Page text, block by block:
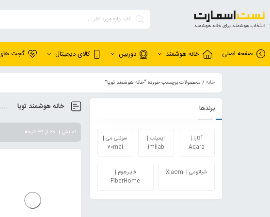
صفحه اصلی خانه هوشمند دوربین کالای دیجیتال گجت
خانه/ محصولات برچسب خورده “خانه هوشمند تویا”
خانه هوشمند تویا
نمایش 1–20 از 31 نتیجه
برندها
آکارا |
Aqara
ایمیلب |
imilab
سونتی می |
70mai
شیائومی | Xiaomi
فایبرهوم |
FiberHome